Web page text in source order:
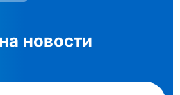
новости